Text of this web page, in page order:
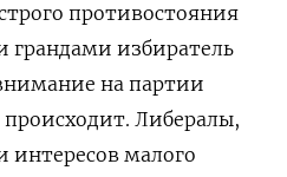
противостояния
избиратель
на партии
Либералы,
интересов малого